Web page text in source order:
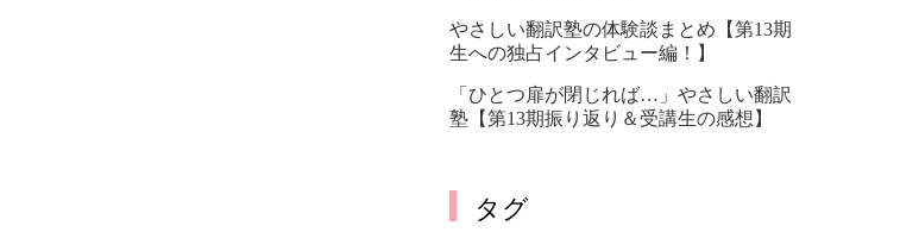
やさしい翻訳塾の体験談まとめ【第13期
生への独占インタビュー編！】
「ひとつ扉が閉じれば…」やさしい翻訳
塾【第13期振り返り＆受講生の感想】
タグ